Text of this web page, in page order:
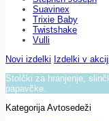
Suavinex
Trixie Baby
Twistshake
Vulli
Novi izdelki Izdelki v akciji
Stolčki za hranjenje,
papavčke.
Kategorija Avtosedeži